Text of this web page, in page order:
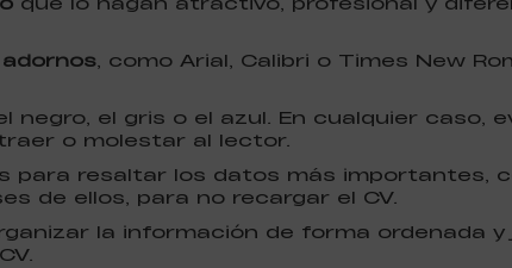
, como Arial, Calibri o Times New
negro, el gris o el azul. En cualquier caso,
o molestar al lector.
s para resaltar los datos más importantes,
de ellos, para no recargar el CV.
la información de forma ordenada y